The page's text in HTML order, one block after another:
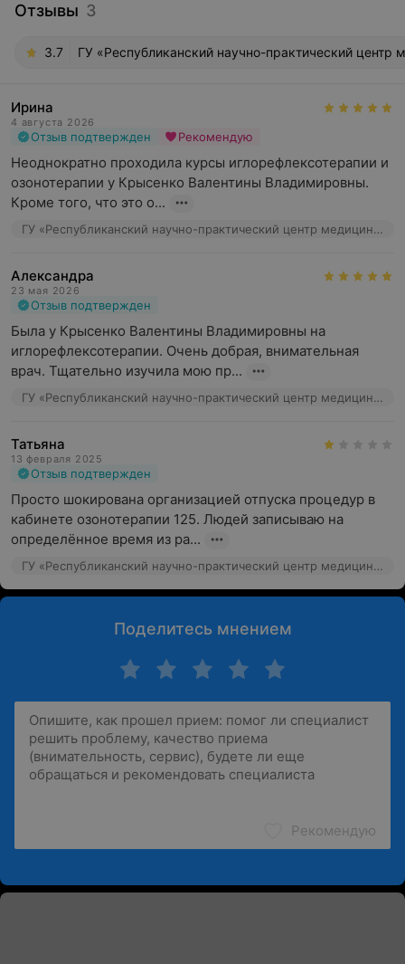
Отзывы 3
3.7 ГУ «Республиканский научно-практический центр
Ирина
4 августа 2026
Отзыв подтвержден Рекомендую
Неоднократно проходила курсы иглорефлексотерапии и
озонотерапии у Крысенко Валентины Владимировны.
Кроме того, что это о...
ГУ «Республиканский научно-практический центр медицинской экспертизы и реабилитаци», ул. Макаенка, 17
Александра
23 мая 2026
Отзыв подтвержден
Была у Крысенко Валентины Владимировны на
иглорефлексотерапии. Очень добрая, внимательная
врач. Тщательно изучила мою пр...
ГУ «Республиканский научно-практический центр медицинской экспертизы и реабилитаци», ул. Макаенка, 17
Татьяна
13 февраля 2025
Отзыв подтвержден
Просто шокирована организацией отпуска процедур в
кабинете озонотерапии 125. Людей записываю на
определённое время из ра...
ГУ «Республиканский научно-практический центр медицинской экспертизы и реабилитаци», ул. Макаенка, 17
Поделитесь мнением
Рекомендую